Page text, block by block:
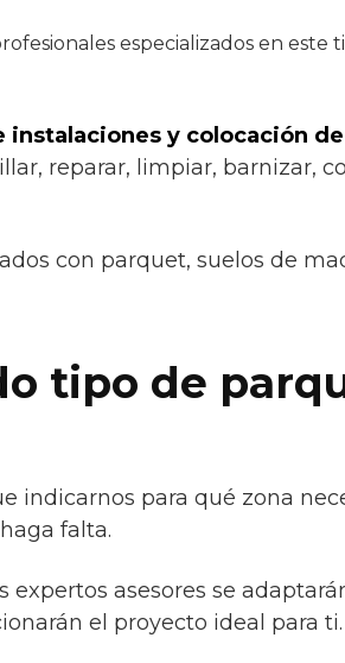
especializados en este
instalaciones y colocación
reparar, limpiar, barnizar,
con parquet, suelos de
tipo de
indicarnos para qué zona
falta.
asesores se
el proyecto ideal para ti.